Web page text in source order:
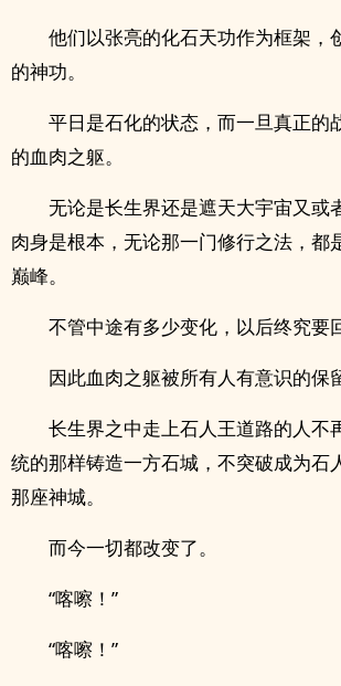
他们以张亮的化石天功作为框架，
的神功。
平日是石化的状态，而一旦真正的
的血肉之躯。
无论是长生界还是遮天大宇宙又或
肉身是根本，无论那一门修行之法，都
巅峰。
不管中途有多少变化，以后终究要
因此血肉之躯被所有人有意识的保
长生界之中走上石人王道路的人不
统的那样铸造一方石城，不突破成为石
那座神城。
而今一切都改变了。
“喀嚓！”
“喀嚓！”